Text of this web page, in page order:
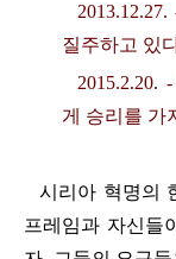
2013.12.27.
질주하고 있
2015.2.20.
게 승리를 가
시리아 혁명의
프레임과 자신들